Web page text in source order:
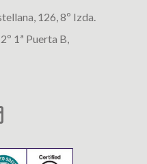
126, 8º Izda.
1ª Puerta B,